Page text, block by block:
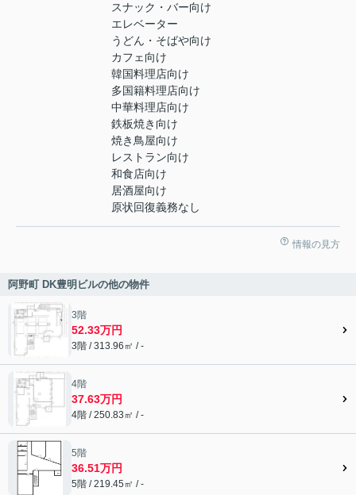
スナック・バー向け
エレベーター
うどん・そばや向け
カフェ向け
韓国料理店向け
多国籍料理店向け
中華料理店向け
鉄板焼き向け
焼き鳥屋向け
レストラン向け
和食店向け
居酒屋向け
原状回復義務なし
情報の見方
阿野町 DK豊明ビルの他の物件
3階
52.33万円
3階 / 313.96㎡ / -
4階
37.63万円
4階 / 250.83㎡ / -
5階
36.51万円
5階 / 219.45㎡ / -